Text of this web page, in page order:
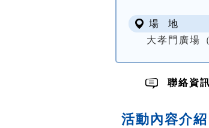
場 地
大孝門廣場
聯絡資
活動內容介紹